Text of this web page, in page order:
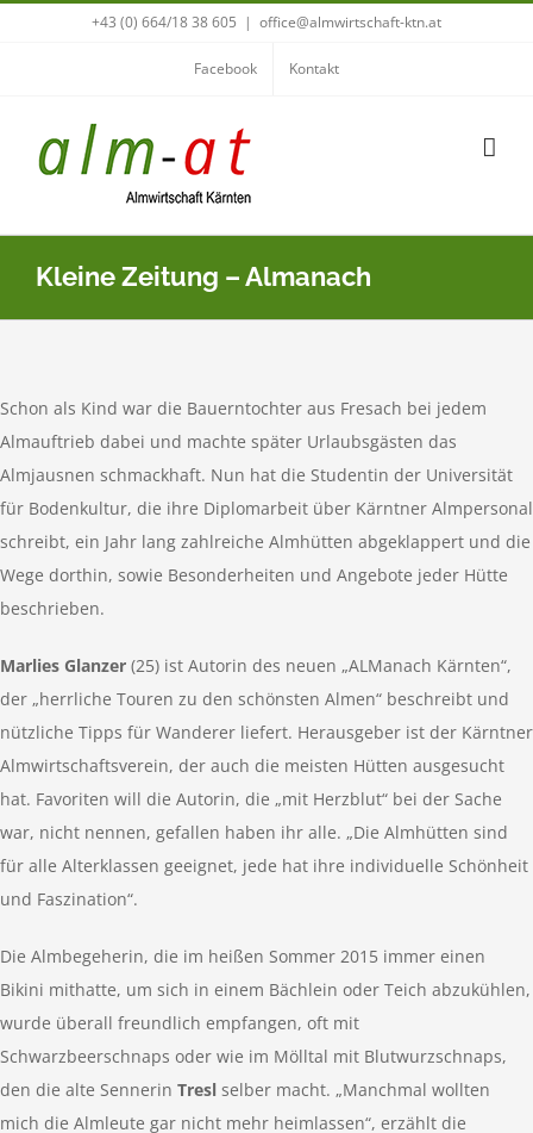
+43 (0) 664/18 38 605 | office@almwirtschaft-ktn.at
Facebook Kontakt
Kleine Zeitung – Almanach
Schon als Kind war die Bauerntochter aus Fresach bei jedem
Almauftrieb dabei und machte später Urlaubsgästen das
Almjausnen schmackhaft. Nun hat die Studentin der Universität
für Bodenkultur, die ihre Diplomarbeit über Kärntner Almpersonal
schreibt, ein Jahr lang zahlreiche Almhütten abgeklappert und die
Wege dorthin, sowie Besonderheiten und Angebote jeder Hütte
beschrieben.
Marlies Glanzer (25) ist Autorin des neuen „ALManach Kärnten“,
der „herrliche Touren zu den schönsten Almen“ beschreibt und
nützliche Tipps für Wanderer liefert. Herausgeber ist der Kärntner
Almwirtschaftsverein, der auch die meisten Hütten ausgesucht
hat. Favoriten will die Autorin, die „mit Herzblut“ bei der Sache
war, nicht nennen, gefallen haben ihr alle. „Die Almhütten sind
für alle Alterklassen geeignet, jede hat ihre individuelle Schönheit
und Faszination“.
Die Almbegeherin, die im heißen Sommer 2015 immer einen
Bikini mithatte, um sich in einem Bächlein oder Teich abzukühlen,
wurde überall freundlich empfangen, oft mit
Schwarzbeerschnaps oder wie im Mölltal mit Blutwurzschnaps,
den die alte Sennerin Tresl selber macht. „Manchmal wollten
mich die Almleute gar nicht mehr heimlassen“, erzählt die